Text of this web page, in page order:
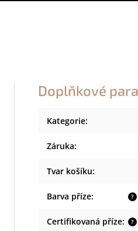
Doplňkové
Kategorie:
Záruka:
Tvar košíku:
?
Barva příze:
?
Certifikovaná příze: